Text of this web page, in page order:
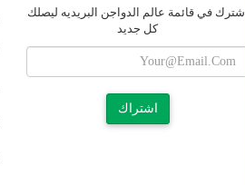
اشترك في قائمة عالم الدواجن البريديه ليصلك
كل جديد
اشتراك